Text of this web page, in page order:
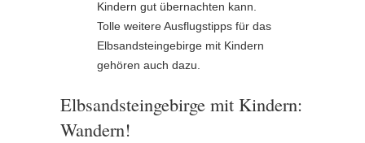
Kindern gut übernachten kann.
Tolle weitere Ausflugstipps für das
Elbsandsteingebirge mit Kindern
gehören auch dazu.
Elbsandsteingebirge mit Kindern:
Wandern!